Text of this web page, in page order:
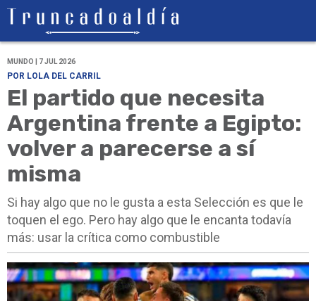
MUNDO | 7 JUL 2026
POR LOLA DEL CARRIL
El partido que necesita
Argentina frente a Egipto:
volver a parecerse a sí
misma
Si hay algo que no le gusta a esta Selección es que le
toquen el ego. Pero hay algo que le encanta todavía
más: usar la crítica como combustible